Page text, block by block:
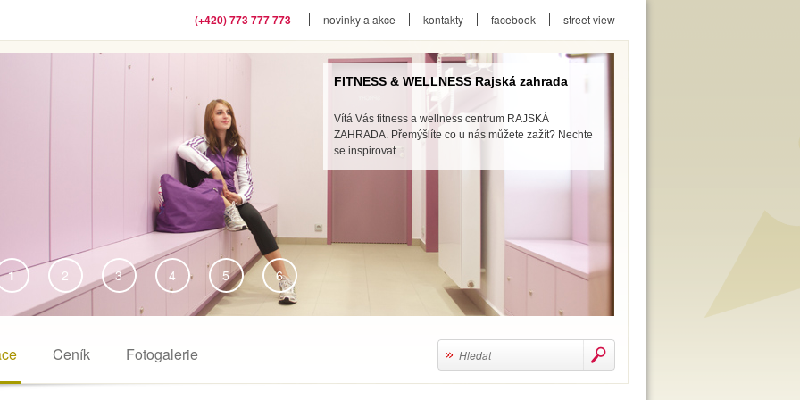
novinky a akce kontakty facebook street view
(+420) 773 777 773
FITNESS & WELLNESS Rajská zahrada
Vítá Vás fitness a wellness centrum RAJSKÁ
ZAHRADA. Přemýšlíte co u nás můžete zažít? Nechte
1 2 3 4 5 6
Ceník Fotogalerie